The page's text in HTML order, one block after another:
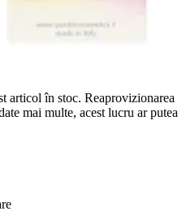
articol în stoc. Reaprovizionarea
mai multe, acest lucru ar putea